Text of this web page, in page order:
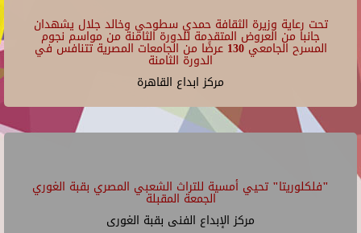
تحت رعاية وزيرة الثقافة حمدي سطوحي وخالد جلال يشهدان
جانبا من العروض المتقدمة للدورة الثامنة من مواسم نجوم
المسرح الجامعي 130 عرضًا من الجامعات المصرية تتنافس في
الدورة الثامنة
مركز ابداع القاهرة
"فلكلوريتا" تحيي أمسية للتراث الشعبي المصري بقبة الغوري
الجمعة المقبلة
مركز الإبداع الفنى بقبة الغورى